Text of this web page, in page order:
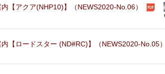
【アクア(NHP10)】（NEWS2020-No.06）
【ロードスター (ND#RC)】（NEWS2020-No.05）